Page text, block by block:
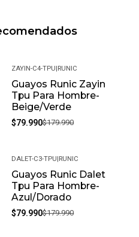
-56%
ZAYIN-C4-TPU|RUNIC
Guayos Runic Zayin
Tpu Para Hombre-
Beige/Verde
$79.990$179.990
-56%
DALET-C3-TPU|RUNIC
Guayos Runic Dalet
Tpu Para Hombre-
Azul/Dorado
$79.990$179.990